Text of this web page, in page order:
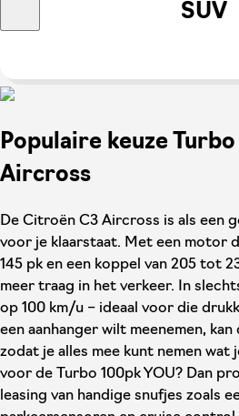
SUV
Populaire keuze
Aircross
De Citroën C3 Aircross is als een
voor je klaarstaat. Met een motor
145 pk en een koppel van 205 tot
meer traag in het verkeer. In
op 100 km/u – ideaal voor die
een aanhanger wilt meenemen,
zodat je alles mee kunt nemen wat
voor de Turbo 100pk YOU? Dan
leasing van handige snufjes zoals